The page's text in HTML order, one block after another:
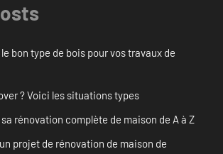
bon type de bois pour vos travaux de
? Voici les situations types
rénovation complète de maison de A à Z
projet de rénovation de maison de